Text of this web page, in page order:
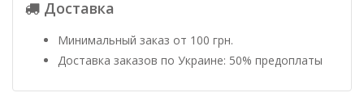
Доставка
Минимальный заказ от 100 грн.
Доставка заказов по Украине: 50% предоплаты